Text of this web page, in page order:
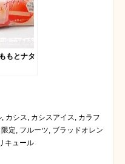
もとナタ
, カシス, カシスアイス, カラフ
定, フルーツ, ブラッドオレン
キュール